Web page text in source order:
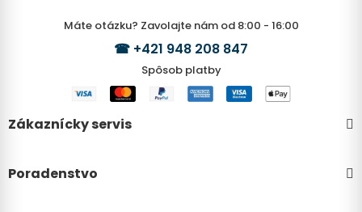
Máte otázku? Zavolajte nám od 8:00 - 16:00
☎ +421 948 208 847
Spôsob platby
Zákaznícky servis
Poradenstvo